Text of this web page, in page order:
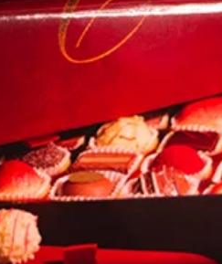
besten Wünschen aus Ihrer